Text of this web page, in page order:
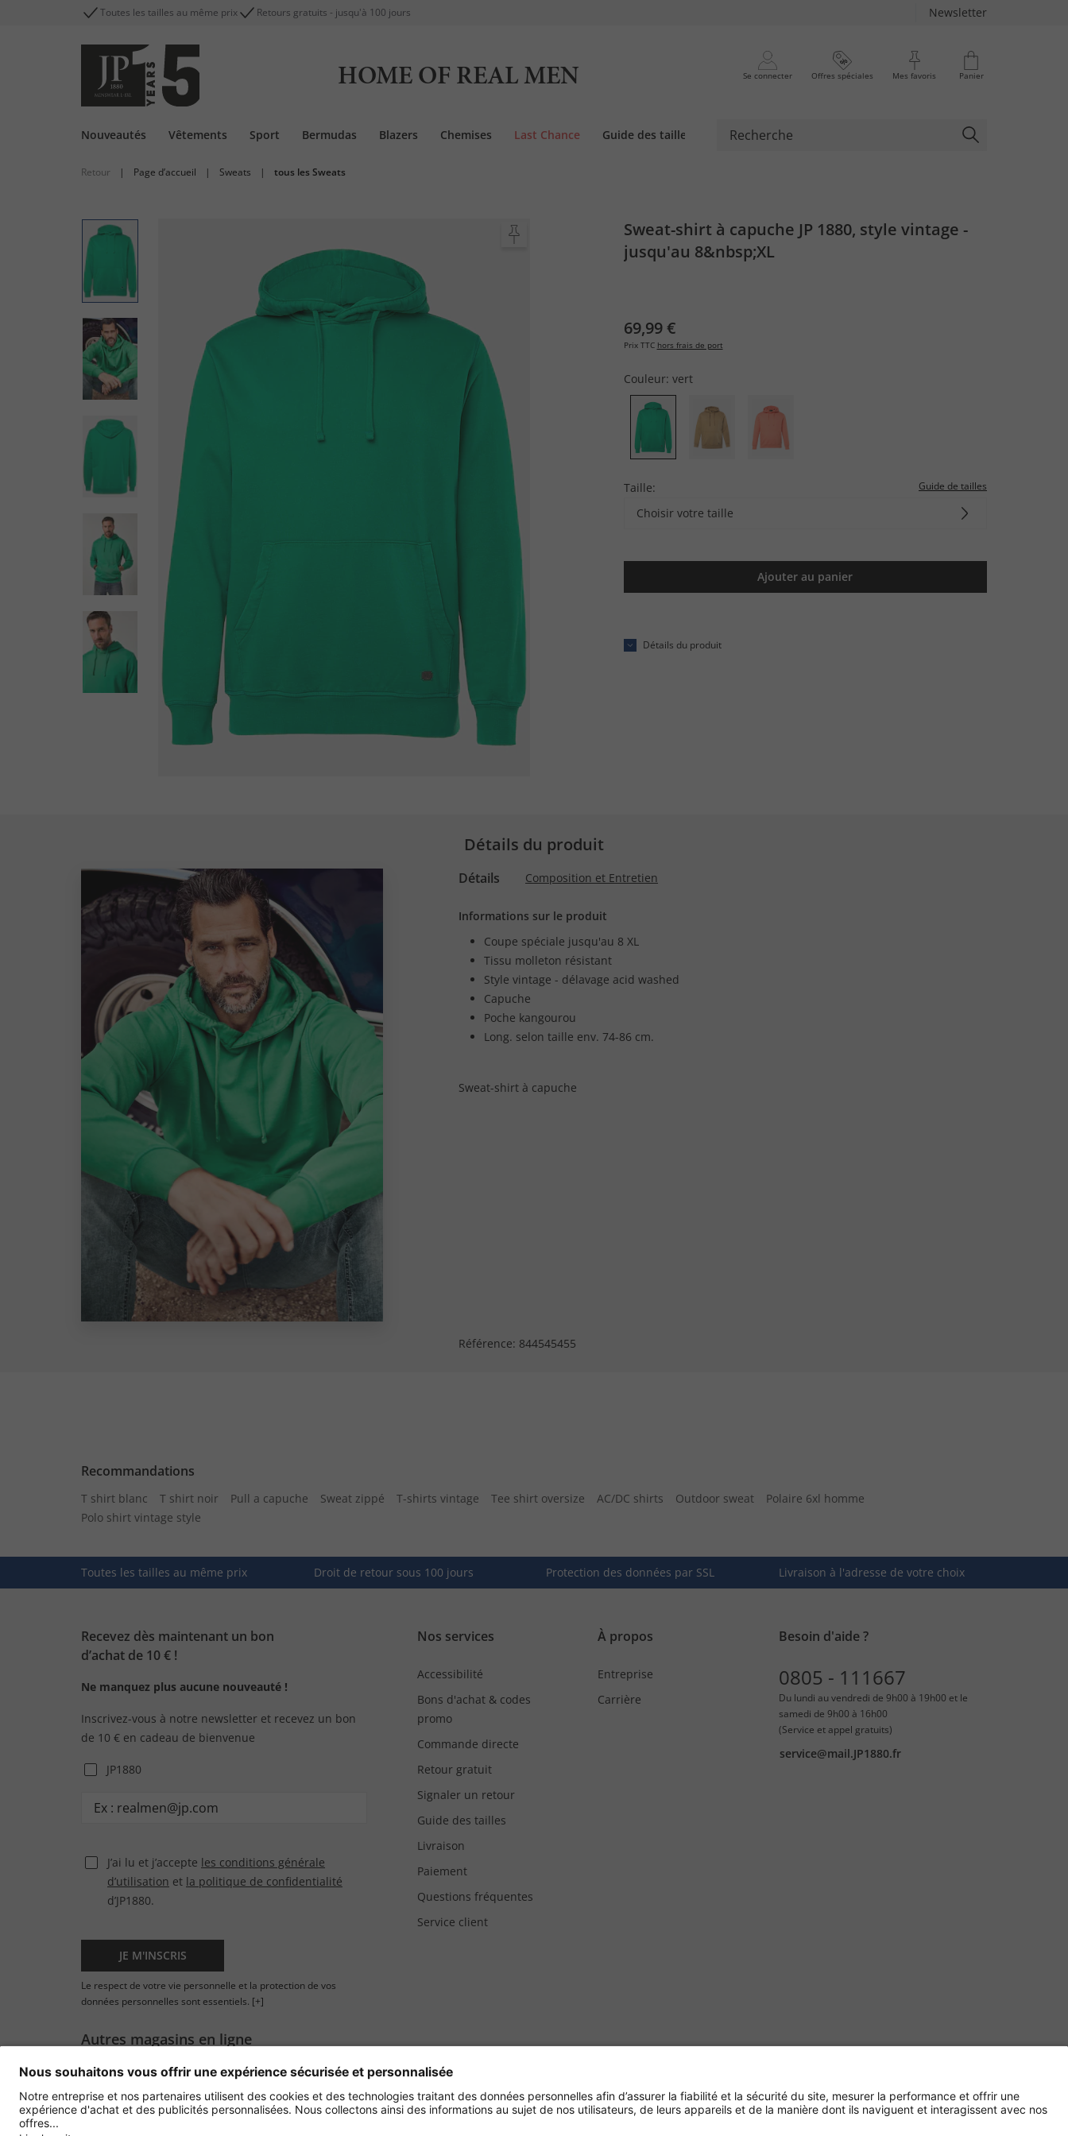
Toutes les tailles au même prix Retours gratuits - jusqu'à 100 jours Newsletter
HOME OF REAL MEN Se connecter Offres spéciales Mes favoris Panier
Nouveautés Vêtements Sport Bermudas Blazers Chemises Last Chance Guide des tailles
Retour | Page d’accueil | Sweats | tous les Sweats
Sweat-shirt à capuche JP 1880, style vintage -
jusqu'au 8&nbsp;XL
69,99 €
Prix TTC hors frais de port
Couleur: vert
Taille: Guide de tailles
Choisir votre taille
Ajouter au panier
Détails du produit
Détails du produit
Détails Composition et Entretien
Informations sur le produit
Coupe spéciale jusqu'au 8 XL
Tissu molleton résistant
Style vintage - délavage acid washed
Capuche
Poche kangourou
Long. selon taille env. 74-86 cm.
Sweat-shirt à capuche
Référence: 844545455
Recommandations
T shirt blanc T shirt noir Pull a capuche Sweat zippé T-shirts vintage Tee shirt oversize AC/DC shirts Outdoor sweat
Polaire 6xl homme
Polo shirt vintage style
Toutes les tailles au même prix Droit de retour sous 100 jours Protection des données par SSL Livraison à l'adresse de votre choix
Recevez dès maintenant un bon
d’achat de 10 € !
Ne manquez plus aucune nouveauté !
Inscrivez-vous à notre newsletter et recevez un bon
de 10 € en cadeau de bienvenue
JP1880
J’ai lu et j’accepte les conditions générale
d’utilisation et la politique de confidentialité
d’JP1880.
JE M'INSCRIS
Le respect de votre vie personnelle et la protection de vos
données personnelles sont essentiels. [+]
Nos services
Accessibilité
Bons d'achat & codes
promo
Commande directe
Retour gratuit
Signaler un retour
Guide des tailles
Livraison
Paiement
Questions fréquentes
Service client
À propos
Entreprise
Carrière
Besoin d'aide ?
0805 - 111667
Du lundi au vendredi de 9h00 à 19h00 et le
samedi de 9h00 à 16h00
(Service et appel gratuits)
service@mail.JP1880.fr
Autres magasins en ligne
France